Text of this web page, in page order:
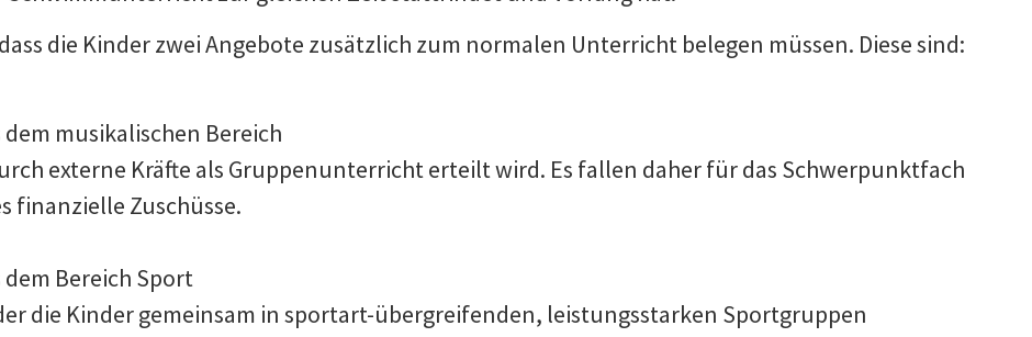
die Kinder zwei Angebote zusätzlich zum normalen Unterricht belegen müssen. Diese sind:
dem musikalischen Bereich
externe Kräfte als Gruppenunterricht erteilt wird. Es fallen daher für das Schwerpunktfach
finanzielle Zuschüsse.
dem Bereich Sport
die Kinder gemeinsam in sportart-übergreifenden, leistungsstarken Sportgruppen